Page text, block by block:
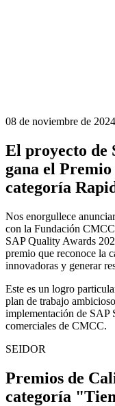
08 de noviembre de 2024
El proyecto de
gana el
categoría
Nos enorgullece
con la Fundación
SAP Quality Awards
premio que reconoce la
innovadoras y generar
Este es un logro
plan de trabajo
implementación de SAP
comerciales de CMCC.
SEIDOR
Premios de
categoría